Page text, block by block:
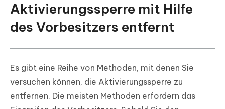
Aktivierungssperre mit Hilfe
des Vorbesitzers entfernt
Es gibt eine Reihe von Methoden, mit denen Sie
versuchen können, die Aktivierungssperre zu
entfernen. Die meisten Methoden erfordern das